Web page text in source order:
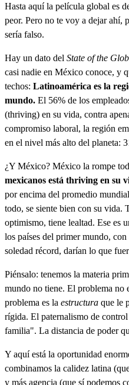
Hasta aquí la película global es
peor. Pero no te voy a dejar ahí,
sería falso.
Hay un dato del State of the
casi nadie en México conoce, y
techos: Latinoamérica es la
mundo. El 56% de los
(thriving) en su vida, contra
compromiso laboral, la región
en el nivel más alto del planeta:
¿Y México? México la rompe
mexicanos está thriving en su
por encima del promedio
todo, se siente bien con su vida.
optimismo, tiene lealtad. Ese es
los países del primer mundo,
soledad récord, darían lo que
Piénsalo: tenemos la materia
mundo no tiene. El problema no
problema es la estructura que le
rígida. El paternalismo de
familia". La distancia de poder
Y aquí está la oportunidad
combinamos la calidez latina
y más agencia (que sí podemos